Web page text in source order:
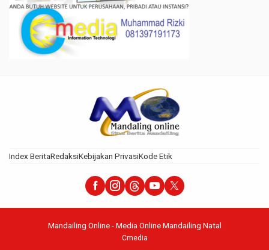
Index BeritaRedaksiKebijakan PrivasiKode Etik
Mandailing Online - Media Online Mandailing Natal
Cmedia